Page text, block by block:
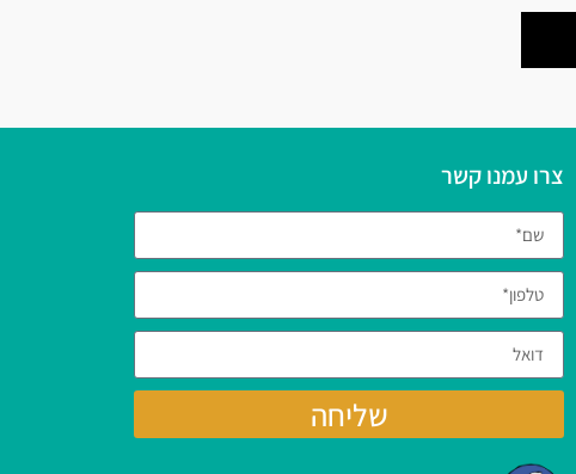
צרו עמנו קשר
שליחה